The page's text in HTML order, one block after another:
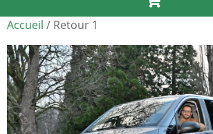
Accueil / Retour 1